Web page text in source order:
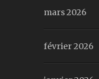
mars 2026
février 2026